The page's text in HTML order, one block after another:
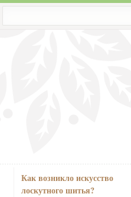
Как возникло искусство
лоскутного шитья?